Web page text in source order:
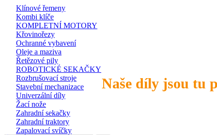
Naše díly jsou tu
Klínové řemeny
Kombi klíče
KOMPLETNÍ MOTORY
Křovinořezy
Ochranné vybavení
Oleje a maziva
Řetězové pily
ROBOTICKÉ SEKAČKY
Rozbrušovací stroje
Stavební mechanizace
Univerzální díly
Žací nože
Zahradní sekačky
Zahradní traktory
Zapalovací svíčky